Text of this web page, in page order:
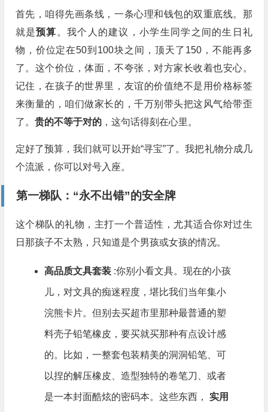
首先，咱得先画条线，一条心理和钱包的双重底线。那
就是预算 。我个人的建议，小学生同学之间的生日礼
物，价位定在50到100块之间，顶天了150，不能再多
了。这个价位，体面，不夸张，对方家长收着也安心。
记住，在孩子的世界里，友谊的价值绝不是用价格标签
来衡量的，咱们做家长的，千万别带头把这风气给带歪
了。 贵的不等于对的，这句话得刻在心里。
定好了预算，我们就可以开始“寻宝”了。我把礼物分成几
个流派，你可以对号入座。
第一梯队：“永不出错”的安全牌
这个梯队的礼物，主打一个普适性，尤其适合你对过生
日那孩子不太熟，只知道是个男孩或女孩的情况。
高品质文具套装 :你别小看文具。现在的小孩
儿，对文具的痴迷程度，堪比我们当年集小
浣熊卡片。但别去买超市里那种最普通的塑
料壳子铅笔橡皮，要买就买那种有点设计感
的。比如，一整套包装精美的洞洞铅笔、可
以捏的解压橡皮、造型独特的卷笔刀、或者
是一本封面酷炫的密码本。这些东西， 实用